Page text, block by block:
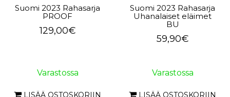
Suomi 2023 Rahasarja
PROOF
129,00€
Varastossa
LISÄÄ OSTOSKORIIN
Suomi 2023 Rahasarja
Uhanalaiset eläimet
BU
59,90€
Varastossa
LISÄÄ OSTOSKORIIN